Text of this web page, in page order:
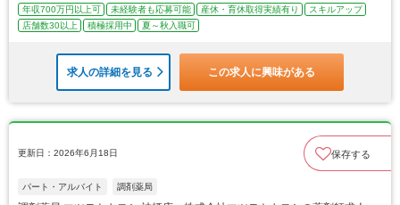
年収700万円以上可 未経験者も応募可能 産休・育休取得実績有り
スキルアップ
店舗数30以上
積極採用中 夏～秋入職可
求人の詳細を見る この求人に興味がある
更新日：2026年6月18日 保存する
パート・アルバイト 調剤薬局